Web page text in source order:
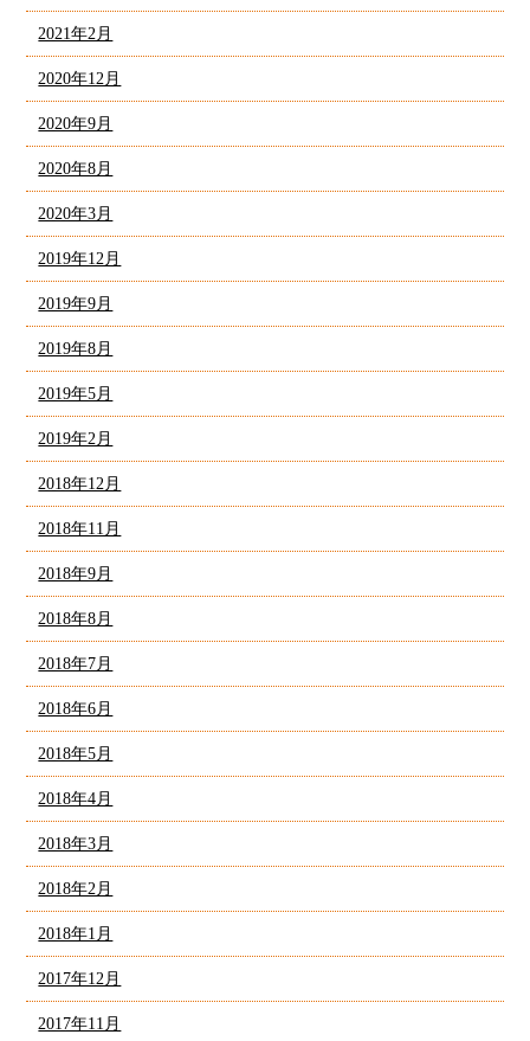
2021年2月
2020年12月
2020年9月
2020年8月
2020年3月
2019年12月
2019年9月
2019年8月
2019年5月
2019年2月
2018年12月
2018年11月
2018年9月
2018年8月
2018年7月
2018年6月
2018年5月
2018年4月
2018年3月
2018年2月
2018年1月
2017年12月
2017年11月